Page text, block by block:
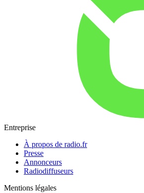
Entreprise
À propos de radio.fr
Presse
Annonceurs
Radiodiffuseurs
Mentions légales